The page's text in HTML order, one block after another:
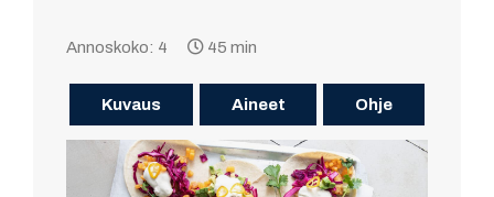
Annoskoko: 4 45 min
Kuvaus Aineet Ohje